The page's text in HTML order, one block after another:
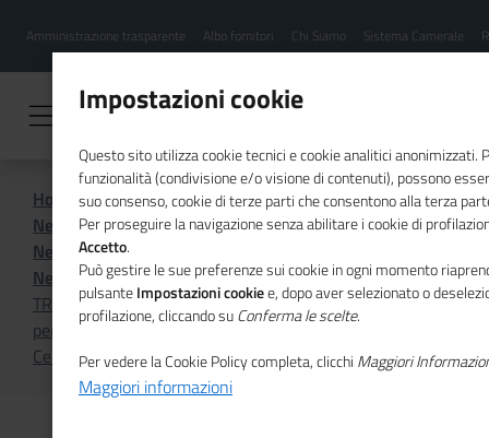
contenuto
Menu
hamburgher
Amministrazione trasparente Albo fornitori Chi Siamo Sistema Camerale
Home
Sistema Camerale
News dal sistema camerale
News dal sistema camerale - Archivio 2025
News dal sistema camerale - Ottobre 2025
TREVISO-BELLUNO - La Camera di commercio premiata
per il progetto relativo al conseguimento della
Certificazione per la Parità di genere
Impostazioni cookie
Questo sito utilizza cookie tecnici e cookie analitici anonimizzati.
funzionalità (condivisione e/o visione di contenuti), possono
suo consenso, cookie di terze parti che consentono alla terza
Per proseguire la navigazione senza abilitare i cookie di
Accetto.
Può gestire le sue preferenze sui cookie in ogni momento
pulsanteImpostazioni cookiee, dopo aver selezionato o
profilazione, cliccando suConferma le scelte.
Per vedere la Cookie Policy completa, clicchi Maggiori
Maggiori informazioni